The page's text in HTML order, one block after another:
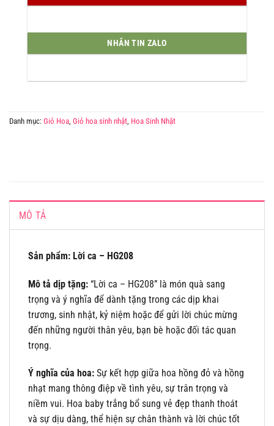
NHẮN TIN ZALO
Danh mục: Giỏ Hoa Giỏ hoa sinh nhật Hoa Sinh Nhật
MÔ TẢ
Sản phẩm: Lời ca – HG208
Mô tả dịp tặng: “Lời ca – HG208” là món quà sang
trọng và ý nghĩa để dành tặng trong các dịp khai
trương, sinh nhật, kỷ niệm hoặc để gửi lời chúc mừng
đến những người thân yêu, bạn bè hoặc đối tác quan
trọng.
Ý nghĩa của hoa: Sự kết hợp giữa hoa hồng đỏ và hồng
nhạt mang thông điệp về tình yêu, sự trân trọng và
niềm vui. Hoa baby trắng bổ sung vẻ đẹp thanh thoát
và sự dịu dàng, thể hiện sự chân thành và lời chúc tốt